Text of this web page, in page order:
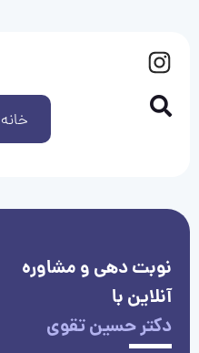
خانه
نوبت دهی و مشاوره
آنلاین با
دکتر حسین تقوی